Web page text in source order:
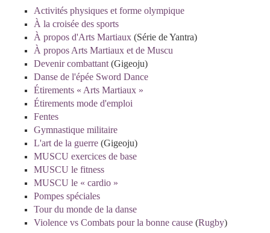
Activités physiques et forme olympique
À la croisée des sports
À propos d'Arts Martiaux (Série de Yantra)
À propos Arts Martiaux et de Muscu
Devenir combattant (Gigeoju)
Danse de l'épée Sword Dance
Étirements « Arts Martiaux »
Étirements mode d'emploi
Fentes
Gymnastique militaire
L'art de la guerre (Gigeoju)
MUSCU exercices de base
MUSCU le fitness
MUSCU le « cardio »
Pompes spéciales
Tour du monde de la danse
Violence vs Combats pour la bonne cause (Rugby)